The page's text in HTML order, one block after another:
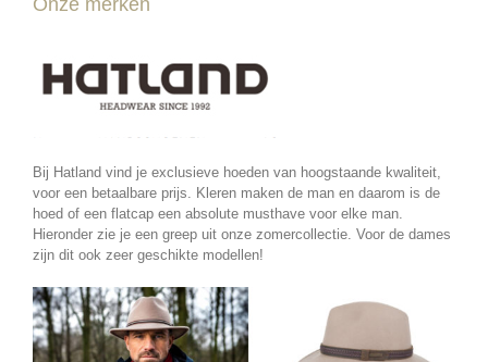
Onze merken
Bij Hatland vind je exclusieve hoeden van hoogstaande kwaliteit,
voor een betaalbare prijs. Kleren maken de man en daarom is de
hoed of een flatcap een absolute musthave voor elke man.
Hieronder zie je een greep uit onze zomercollectie. Voor de dames
zijn dit ook zeer geschikte modellen!